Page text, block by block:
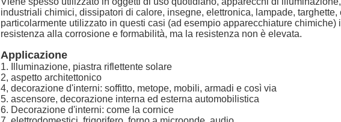
industriali chimici, dissipatori di calore, insegne, elettronica, lampade,
particolarmente utilizzato in questi casi (ad esempio apparecchiature chimiche)
resistenza alla corrosione e formabilità, ma la resistenza non è elevata.
Applicazione
1. Illuminazione, piastra riflettente solare
2, aspetto architettonico
4, decorazione d'interni: soffitto, metope, mobili, armadi e così via
5. ascensore, decorazione interna ed esterna automobilistica
6. Decorazione d'interni: come la cornice